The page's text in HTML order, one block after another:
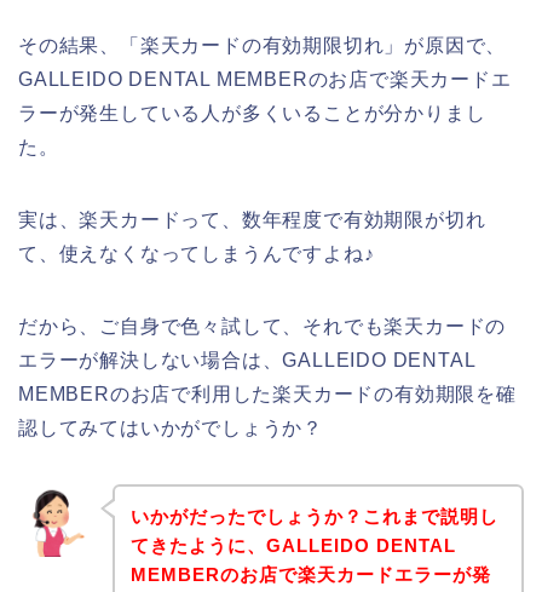
その結果、「楽天カードの有効期限切れ」が原因で、
GALLEIDO DENTAL MEMBERのお店で楽天カードエ
ラーが発生している人が多くいることが分かりまし
た。
実は、楽天カードって、数年程度で有効期限が切れ
て、使えなくなってしまうんですよね♪
だから、ご自身で色々試して、それでも楽天カードの
エラーが解決しない場合は、GALLEIDO DENTAL
MEMBERのお店で利用した楽天カードの有効期限を確
認してみてはいかがでしょうか？
いかがだったでしょうか？これまで説明し
てきたように、GALLEIDO DENTAL
MEMBERのお店で楽天カードエラーが発